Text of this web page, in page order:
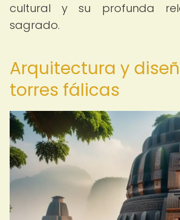
cultural y su profunda
sagrado.
Arquitectura y
torres fálicas